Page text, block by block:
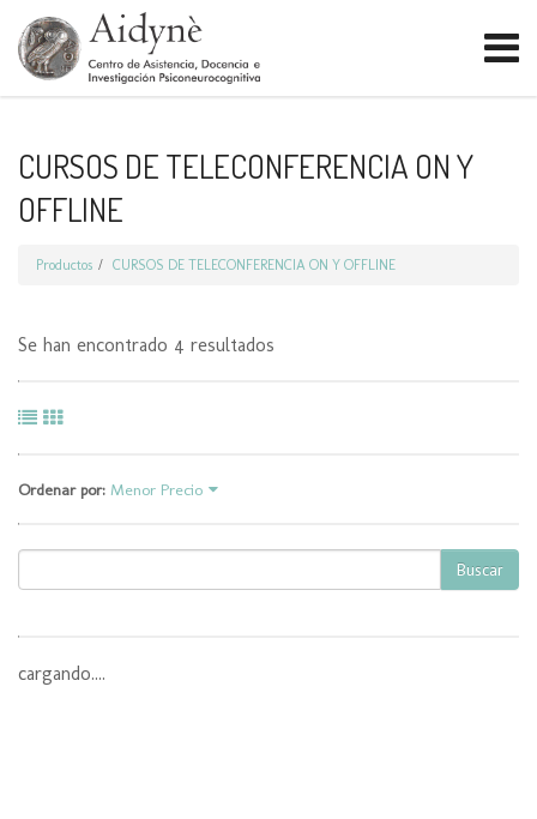
CURSOS DE TELECONFERENCIA ON Y
OFFLINE
Productos CURSOS DE TELECONFERENCIA ON Y OFFLINE
Se han encontrado 4 resultados
Ordenar por: Menor Precio
Buscar
cargando....